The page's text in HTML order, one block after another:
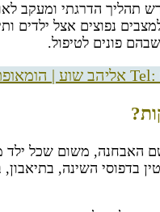
תהליך הדרגתי ומעקב
נפוצים אצל ילדים
פונים לטיפול.
האבחנה, משום שכל
בדפוסי השינה,